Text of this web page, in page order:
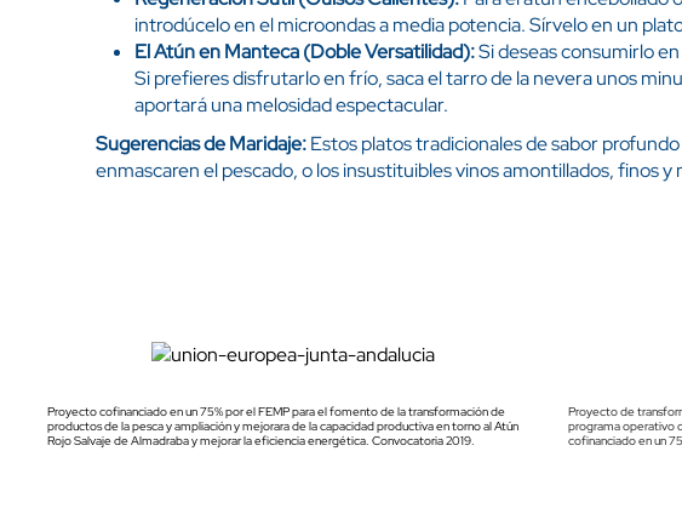
introdúcelo en el microondas a media potencia. Sírvelo en un
El Atún en Manteca (Doble Versatilidad):Si deseas consumirlo
Si prefieres disfrutarlo en frío, saca el tarro de la nevera unos
aportará una melosidad espectacular.
Sugerencias de Maridaje:Estos platos tradicionales de sabor
enmascaren el pescado, o los insustituibles vinos amontillados, finos y
Proyecto cofinanciado en un 75% por el FEMP para el fomento de la transformación de
productos de la pesca y ampliación y mejorara de la capacidad productiva en torno al Atún
Rojo Salvaje de Almadraba y mejorar la eficiencia energética. Convocatoria 2019.
Proyecto de
programa operativo
cofinanciado en un